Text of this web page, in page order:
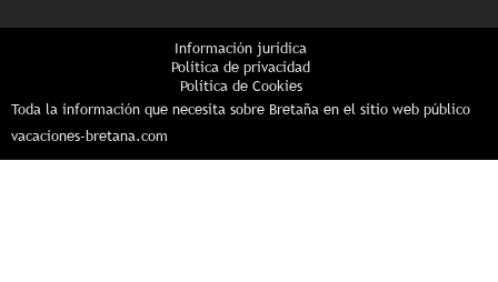
Información jurídica
Política de privacidad
Política de Cookies
Toda la información que necesita sobre Bretaña en el sitio web público
vacaciones-bretana.com